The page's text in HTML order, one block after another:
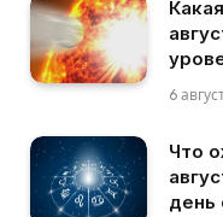
6
Что
день